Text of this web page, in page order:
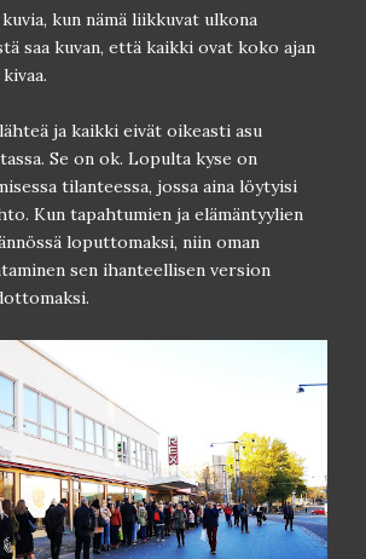
kun nämä liikkuvat ulkona
saa kuvan, että kaikki ovat koko ajan
ja kaikki eivät oikeasti asu
Se on ok. Lopulta kyse on
tilanteessa, jossa aina löytyisi
Kun tapahtumien ja elämäntyylien
loputtomaksi, niin oman
sen ihanteellisen version